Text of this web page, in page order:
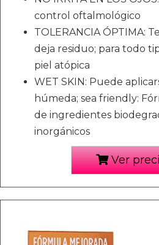
control oftalmológico
TOLERANCIA ÓPTIMA:
deja residuo; para todo
piel atópica
WET SKIN: Puede
húmeda; sea friendly:
de ingredientes
inorgánicos
Ver